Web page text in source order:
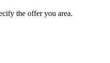
the offer you area.